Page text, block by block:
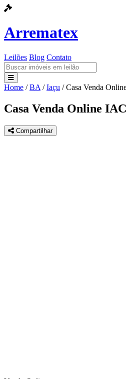
Arrematex
Leilões Blog Contato
Leilões
Blog
Contato
Home / BA / Iaçu / Casa Venda
Casa Venda Online
Compartilhar